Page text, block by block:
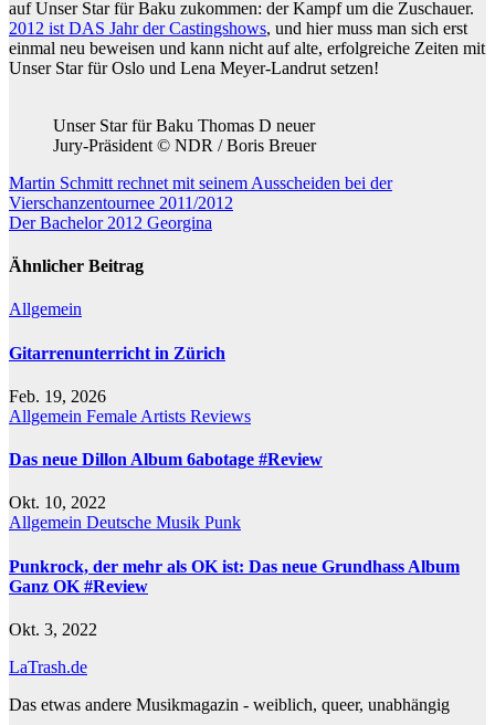
auf Unser Star für Baku zukommen: der Kampf um die Zuschauer.
2012 ist DAS Jahr der Castingshows, und hier muss man sich erst
einmal neu beweisen und kann nicht auf alte, erfolgreiche Zeiten mit
Unser Star für Oslo und Lena Meyer-Landrut setzen!
Unser Star für Baku Thomas D neuer
Jury-Präsident © NDR / Boris Breuer
Beitragsnavigation
Martin Schmitt rechnet mit seinem Ausscheiden bei der
Vierschanzentournee 2011/2012
Der Bachelor 2012 Georgina
Ähnlicher Beitrag
Allgemein
Gitarrenunterricht in Zürich
Feb. 19, 2026
Allgemein Female Artists Reviews
Das neue Dillon Album 6abotage #Review
Okt. 10, 2022
Allgemein Deutsche Musik Punk
Punkrock, der mehr als OK ist: Das neue Grundhass Album
Ganz OK #Review
Okt. 3, 2022
LaTrash.de
Das etwas andere Musikmagazin - weiblich, queer, unabhängig